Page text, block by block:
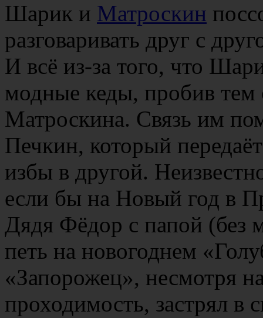
Шарик и Матроскин
разговаривать друг с
И всё из-за того, что
модные кеды, пробив
Матроскина. Связь им
Печкин, который
избы в другой.
если бы на Новый год в
Дядя Фёдор с папой (без
петь на новогоднем
«Запорожец», несмотря
проходимость, застрял в